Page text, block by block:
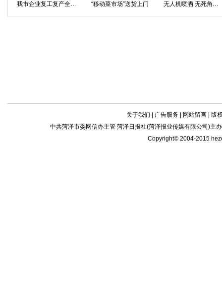
我市企业复工复产全力保障物资供应 “移动菜市场”送货上门 无人机喷洒 无死角消毒
关于我们 广告服务| 网站留言| 版
中共菏泽市委网信办主管 菏泽日报社(菏泽报业传媒有限公司)主
Copyright© 2004-2015